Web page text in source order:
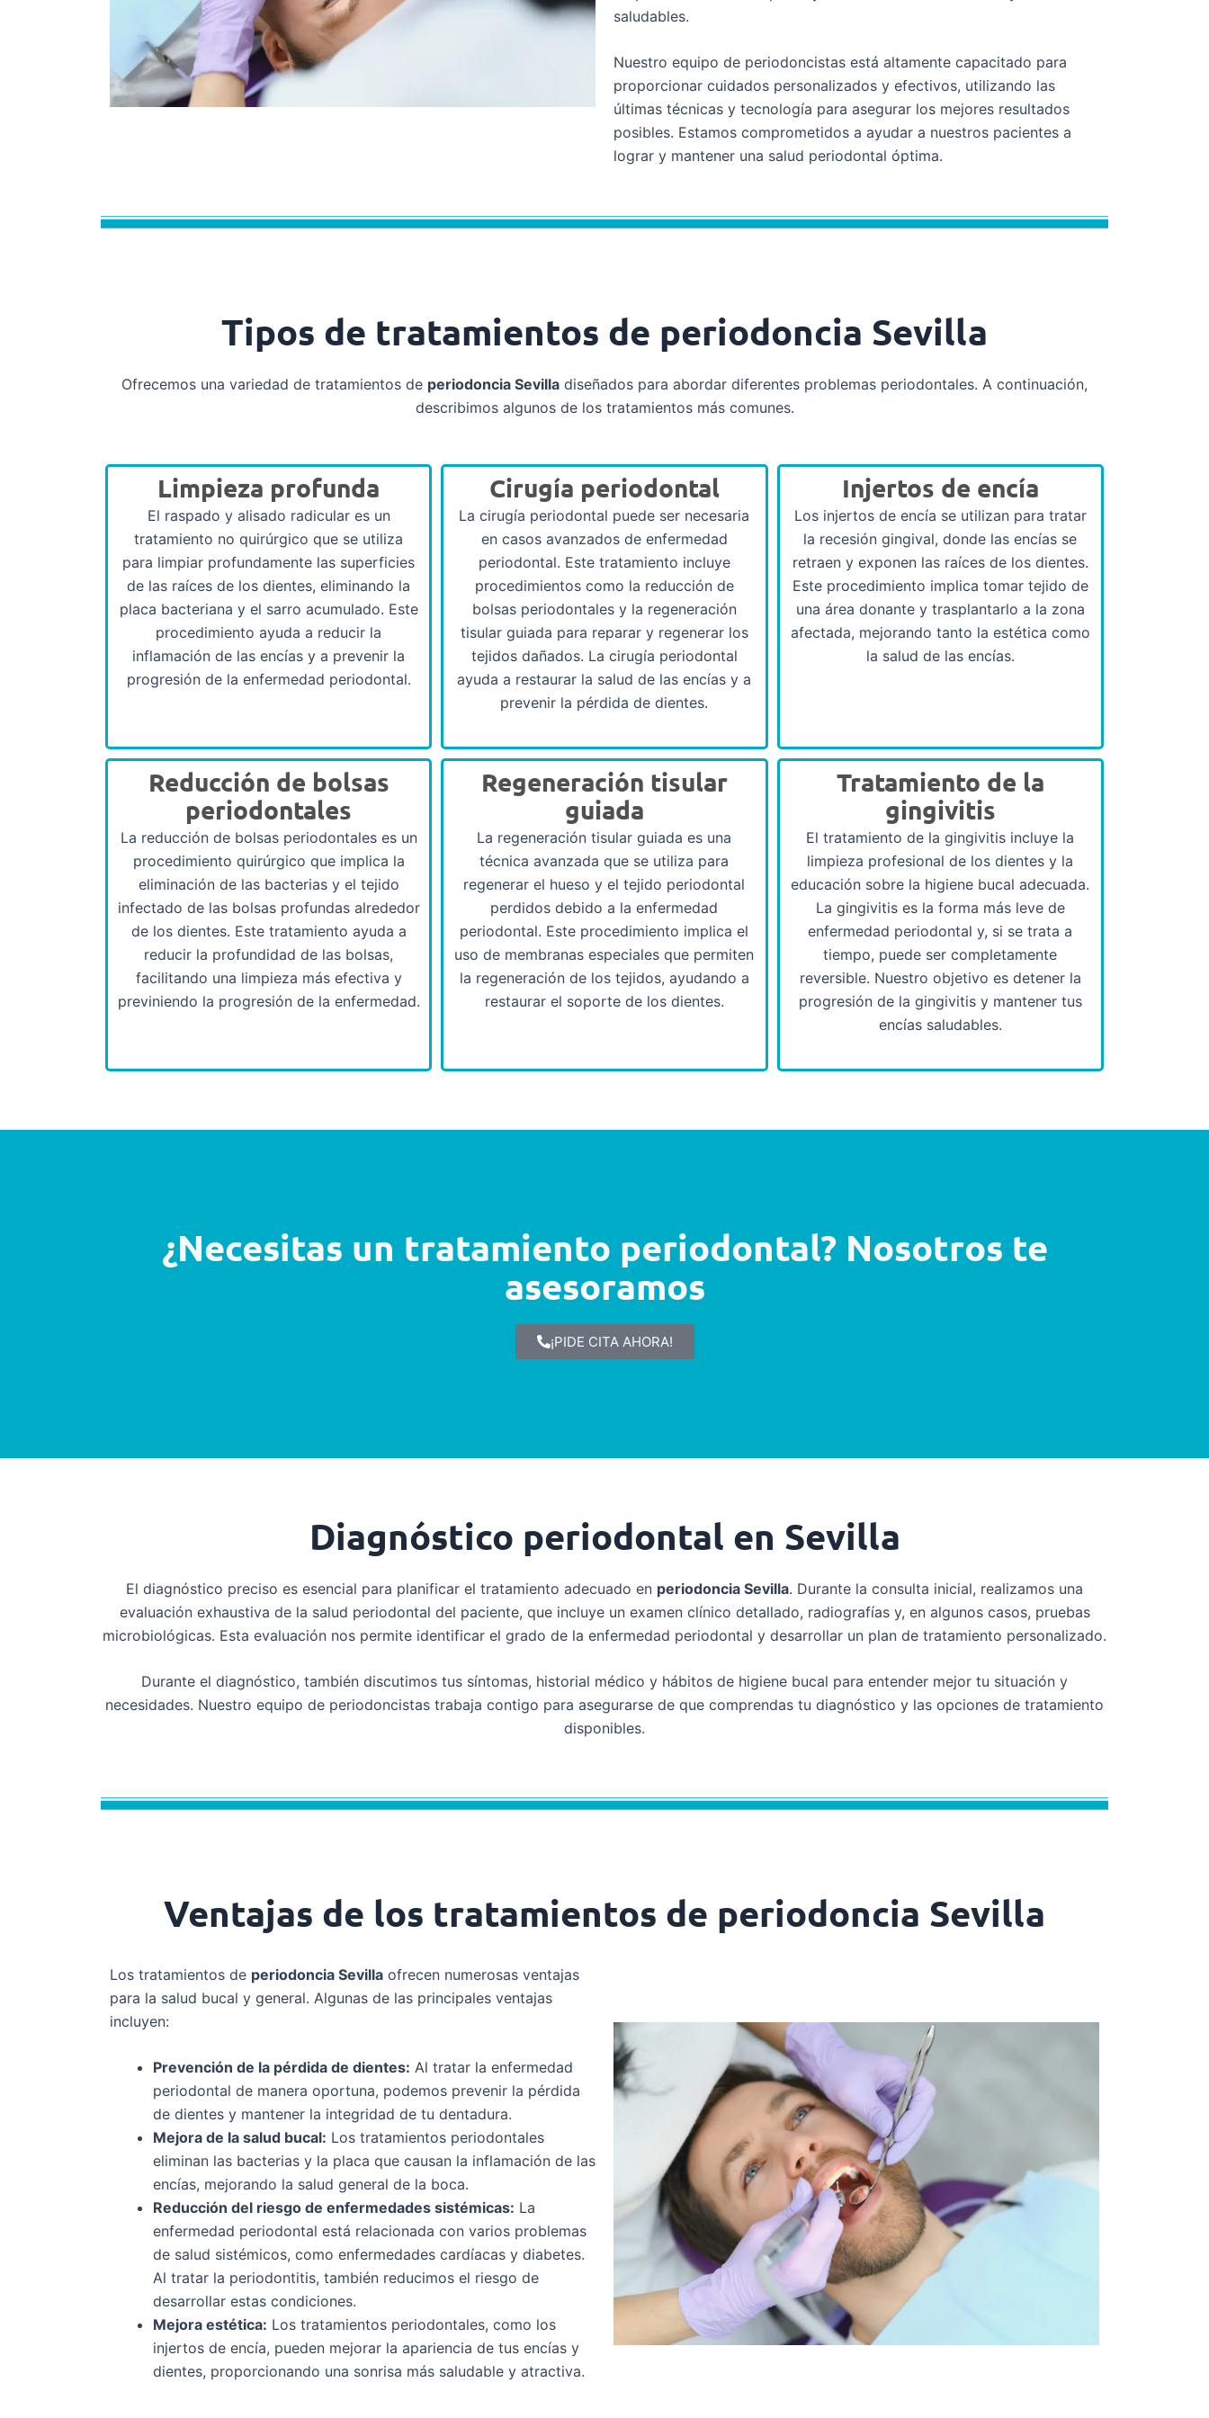
saludables.
Nuestro equipo de periodoncistas está altamente capacitado para
proporcionar cuidados personalizados y efectivos, utilizando las
últimas técnicas y tecnología para asegurar los mejores resultados
posibles. Estamos comprometidos a ayudar a nuestros pacientes a
lograr y mantener una salud periodontal óptima.
Tipos de tratamientos de periodoncia Sevilla
Ofrecemos una variedad de tratamientos de periodoncia Sevilla diseñados para abordar diferentes problemas periodontales. A continuación,
describimos algunos de los tratamientos más comunes.
Limpieza profunda
El raspado y alisado radicular es un
tratamiento no quirúrgico que se utiliza
para limpiar profundamente las superficies
de las raíces de los dientes, eliminando la
placa bacteriana y el sarro acumulado. Este
procedimiento ayuda a reducir la
inflamación de las encías y a prevenir la
progresión de la enfermedad periodontal.
Cirugía periodontal
La cirugía periodontal puede ser necesaria
en casos avanzados de enfermedad
periodontal. Este tratamiento incluye
procedimientos como la reducción de
bolsas periodontales y la regeneración
tisular guiada para reparar y regenerar los
tejidos dañados. La cirugía periodontal
ayuda a restaurar la salud de las encías y a
prevenir la pérdida de dientes.
Injertos de encía
Los injertos de encía se utilizan para tratar
la recesión gingival, donde las encías se
retraen y exponen las raíces de los dientes.
Este procedimiento implica tomar tejido de
una área donante y trasplantarlo a la zona
afectada, mejorando tanto la estética como
la salud de las encías.
Reducción de bolsas
periodontales
La reducción de bolsas periodontales es un
procedimiento quirúrgico que implica la
eliminación de las bacterias y el tejido
infectado de las bolsas profundas alrededor
de los dientes. Este tratamiento ayuda a
reducir la profundidad de las bolsas,
facilitando una limpieza más efectiva y
previniendo la progresión de la enfermedad.
Regeneración tisular
guiada
La regeneración tisular guiada es una
técnica avanzada que se utiliza para
regenerar el hueso y el tejido periodontal
perdidos debido a la enfermedad
periodontal. Este procedimiento implica el
uso de membranas especiales que permiten
la regeneración de los tejidos, ayudando a
restaurar el soporte de los dientes.
Tratamiento de la
gingivitis
El tratamiento de la gingivitis incluye la
limpieza profesional de los dientes y la
educación sobre la higiene bucal adecuada.
La gingivitis es la forma más leve de
enfermedad periodontal y, si se trata a
tiempo, puede ser completamente
reversible. Nuestro objetivo es detener la
progresión de la gingivitis y mantener tus
encías saludables.
¿Necesitas un tratamiento periodontal? Nosotros te
asesoramos
¡PIDE CITA AHORA!
Diagnóstico periodontal en Sevilla
El diagnóstico preciso es esencial para planificar el tratamiento adecuado en periodoncia Sevilla. Durante la consulta inicial, realizamos una
evaluación exhaustiva de la salud periodontal del paciente, que incluye un examen clínico detallado, radiografías y, en algunos casos, pruebas
microbiológicas. Esta evaluación nos permite identificar el grado de la enfermedad periodontal y desarrollar un plan de tratamiento personalizado.
Durante el diagnóstico, también discutimos tus síntomas, historial médico y hábitos de higiene bucal para entender mejor tu situación y
necesidades. Nuestro equipo de periodoncistas trabaja contigo para asegurarse de que comprendas tu diagnóstico y las opciones de tratamiento
disponibles.
Ventajas de los tratamientos de periodoncia Sevilla
Los tratamientos de periodoncia Sevilla ofrecen numerosas ventajas
para la salud bucal y general. Algunas de las principales ventajas
incluyen:
Prevención de la pérdida de dientes: Al tratar la enfermedad
periodontal de manera oportuna, podemos prevenir la pérdida
de dientes y mantener la integridad de tu dentadura.
Mejora de la salud bucal: Los tratamientos periodontales
eliminan las bacterias y la placa que causan la inflamación de las
encías, mejorando la salud general de la boca.
Reducción del riesgo de enfermedades sistémicas: La
enfermedad periodontal está relacionada con varios problemas
de salud sistémicos, como enfermedades cardíacas y diabetes.
Al tratar la periodontitis, también reducimos el riesgo de
desarrollar estas condiciones.
Mejora estética: Los tratamientos periodontales, como los
injertos de encía, pueden mejorar la apariencia de tus encías y
dientes, proporcionando una sonrisa más saludable y atractiva.